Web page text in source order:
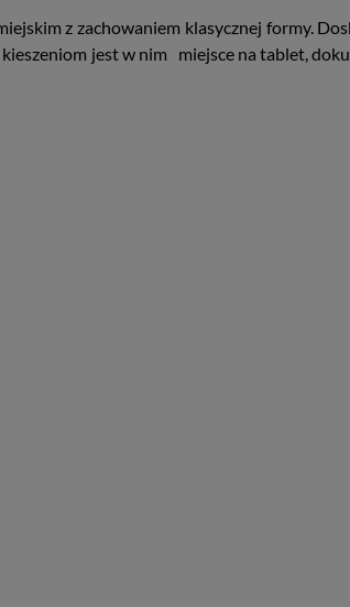
z zachowaniem klasycznej formy.
jest w nim miejsce na tablet,